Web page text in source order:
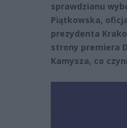
sprawdzianu
Piątkowska,
prezydenta
strony premiera
Kamysza, co